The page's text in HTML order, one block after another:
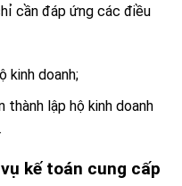
cần đáp ứng các điều
kinh doanh;
thành lập hộ kinh doanh
kế toán cung cấp